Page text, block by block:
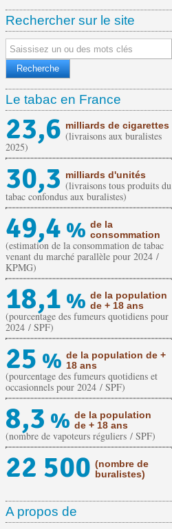
Rechercher sur le site
Le tabac en France
23,6 milliards de cigarettes
(livraisons aux buralistes
2025)
30,3 milliards d'unités
(livraisons tous produits du
tabac confondus aux buralistes)
49,4 % de la
consommation
(estimation de la consommation de tabac
venant du marché parallèle pour 2024 /
KPMG)
18,1 % de la population
de + 18 ans
(pourcentage des fumeurs quotidiens pour
2024 / SPF)
25 % de la population de +
18 ans
(pourcentage des fumeurs quotidiens et
occasionnels pour 2024 / SPF)
8,3 % de la population
de + 18 ans
(nombre de vapoteurs réguliers / SPF)
22 500 (nombre de
buralistes)
A propos de